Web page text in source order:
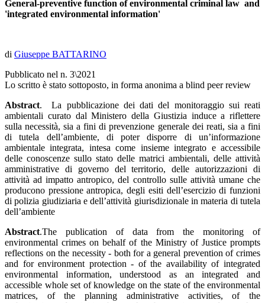
General-preventive function of environmental criminal law and
'integrated environmental information'
di Giuseppe BATTARINO
Pubblicato nel n. 3\2021
Lo scritto è stato sottoposto, in forma anonima a blind peer review
Abstract. La pubblicazione dei dati del monitoraggio sui reati
ambientali curato dal Ministero della Giustizia induce a riflettere
sulla necessità, sia a fini di prevenzione generale dei reati, sia a fini
di tutela dell’ambiente, di poter disporre di un’informazione
ambientale integrata, intesa come insieme integrato e accessibile
delle conoscenze sullo stato delle matrici ambientali, delle attività
amministrative di governo del territorio, delle autorizzazioni di
attività ad impatto antropico, del controllo sulle attività umane che
producono pressione antropica, degli esiti dell’esercizio di funzioni
di polizia giudiziaria e dell’attività giurisdizionale in materia di tutela
dell’ambiente
Abstract.The publication of data from the monitoring of
environmental crimes on behalf of the Ministry of Justice prompts
reflections on the necessity - both for a general prevention of crimes
and for environment protection - of the availability of integrated
environmental information, understood as an integrated and
accessible whole set of knowledge on the state of the environmental
matrices, of the planning administrative activities, of the